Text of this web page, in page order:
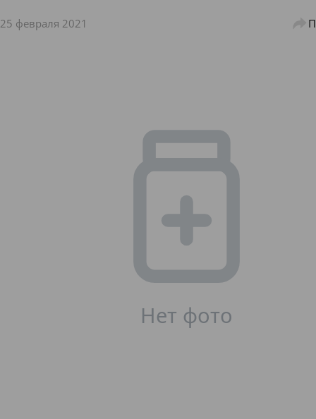
25 февраля 2021